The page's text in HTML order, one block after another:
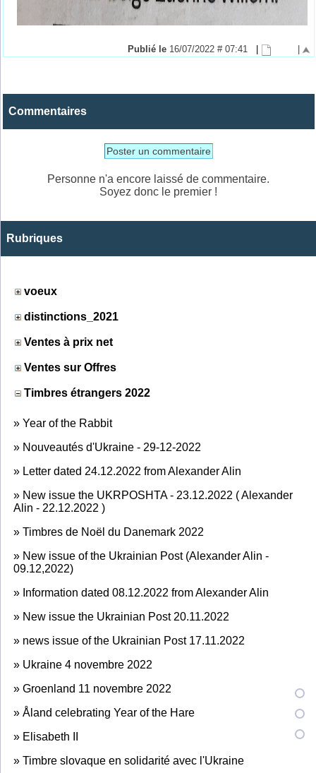
Publié le 16/07/2022 # 07:41
Commentaires
Poster un commentaire
Personne n'a encore laissé de commentaire.
Soyez donc le premier !
Rubriques
voeux
distinctions_2021
Ventes à prix net
Ventes sur Offres
Timbres étrangers 2022
» Year of the Rabbit
» Nouveautés d'Ukraine - 29-12-2022
» Letter dated 24.12.2022 from Alexander Alin
» New issue the UKRPOSHTA - 23.12.2022 ( Alexander
Alin - 22.12.2022 )
» Timbres de Noël du Danemark 2022
» New issue of the Ukrainian Post (Alexander Alin -
09.12,2022)
» Information dated 08.12.2022 from Alexander Alin
» New issue the Ukrainian Post 20.11.2022
» news issue of the Ukrainian Post 17.11.2022
» Ukraine 4 novembre 2022
» Groenland 11 novembre 2022
» Åland celebrating Year of the Hare
» Elisabeth II
» Timbre slovaque en solidarité avec l'Ukraine